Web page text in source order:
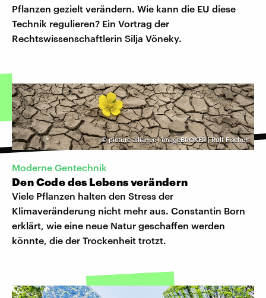
Pflanzen gezielt verändern. Wie kann die EU diese
Technik regulieren? Ein Vortrag der
Rechtswissenschaftlerin Silja Vöneky.
©picture alliance | imageBROKER | Rolf Fischer
Moderne Gentechnik
Den Code des Lebens verändern
Viele Pflanzen halten den Stress der
Klimaveränderung nicht mehr aus. Constantin Born
erklärt, wie eine neue Natur geschaffen werden
könnte, die der Trockenheit trotzt.